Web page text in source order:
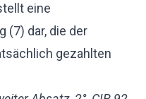
eine
(7) dar, die der
gezahlten